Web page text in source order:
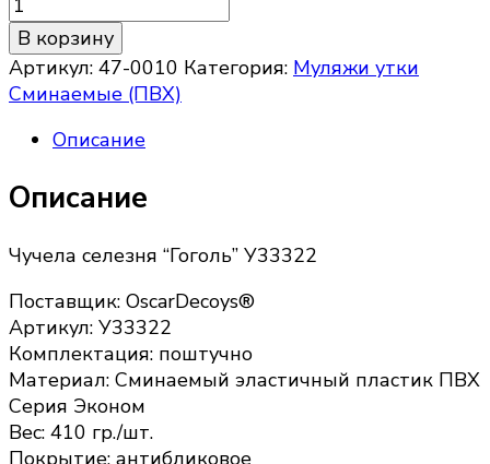
В корзину
Артикул: 47-0010 Категория: Муляжи утки
Сминаемые (ПВХ)
Описание
Описание
Чучела селезня “Гоголь” У33322
Поставщик: OscarDecoys®
Артикул: У33322
Комплектация: поштучно
Материал: Сминаемый эластичный пластик ПВХ
Серия Эконом
Вес: 410 гр./шт.
Покрытие: антибликовое